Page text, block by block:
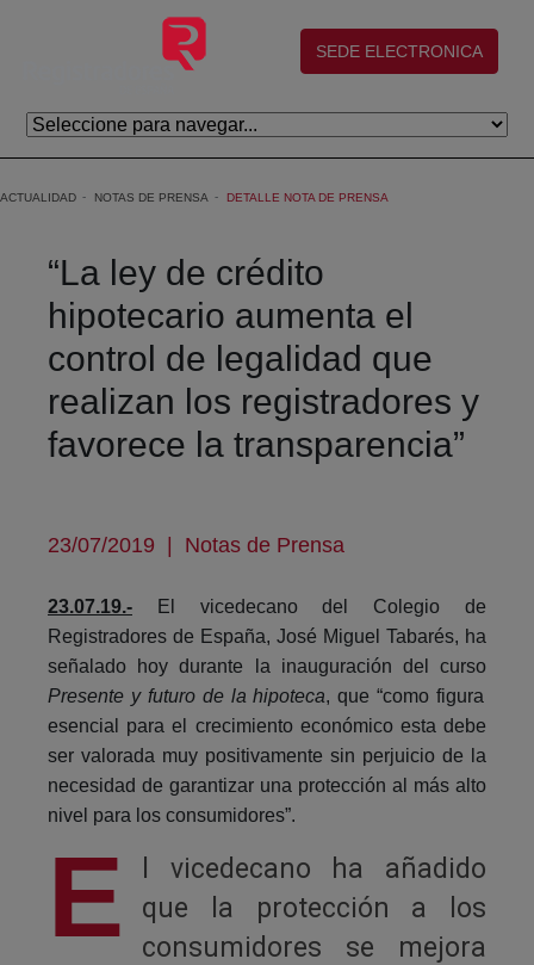
Skip to Main Content
(abre en nueva ventana)
SEDE ELECTRONICA
ACTUALIDAD NOTAS DE PRENSA DETALLE NOTA DE PRENSA
“La ley de crédito
hipotecario aumenta el
control de legalidad que
realizan los registradores y
favorece la transparencia”
23/07/2019 | Notas de Prensa
23.07.19.- El vicedecano del Colegio de
Registradores de España, José Miguel Tabarés, ha
señalado hoy durante la inauguración del curso
Presente y futuro de la hipoteca, que “como figura
esencial para el crecimiento económico esta debe
ser valorada muy positivamente sin perjuicio de la
necesidad de garantizar una protección al más alto
nivel para los consumidores”.
E
l vicedecano ha añadido
que la protección a los
consumidores se mejora